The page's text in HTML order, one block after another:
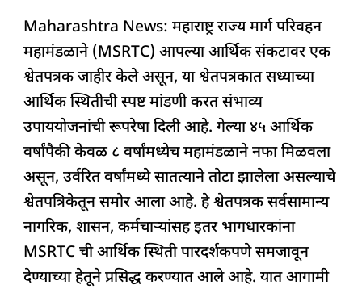
c
e
b
o
o
k
at
s
A
p
p
k
e
dI
n
re
a
d
s
e
g
ra
m
ar
e
Maharashtra News: महाराष्ट्र राज्य मार्ग परिवहन
महामंडळाने (MSRTC) आपल्या आर्थिक संकटावर एक
श्वेतपत्रक जाहीर केले असून, या श्वेतपत्रकात सध्याच्या
आर्थिक स्थितीची स्पष्ट मांडणी करत संभाव्य
उपाययोजनांची रूपरेषा दिली आहे. गेल्या ४५ आर्थिक
वर्षांपैकी केवळ ८ वर्षांमध्येच महामंडळाने नफा मिळवला
असून, उर्वरित वर्षांमध्ये सातत्याने तोटा झालेला असल्याचे
श्वेतपत्रिकेतून समोर आला आहे. हे श्वेतपत्रक सर्वसामान्य
नागरिक, शासन, कर्मचाऱ्यांसह इतर भागधारकांना
MSRTC ची आर्थिक स्थिती पारदर्शकपणे समजावून
देण्याच्या हेतूने प्रसिद्ध करण्यात आले आहे. यात आगामी
श्वेतपत्रिका
जाहीर